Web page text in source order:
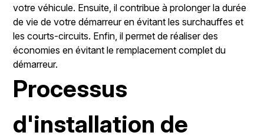
votre véhicule. Ensuite, il contribue à prolonger la durée
de vie de votre démarreur en évitant les surchauffes et
les courts-circuits. Enfin, il permet de réaliser des
économies en évitant le remplacement complet du
démarreur.
Processus
d'installation de